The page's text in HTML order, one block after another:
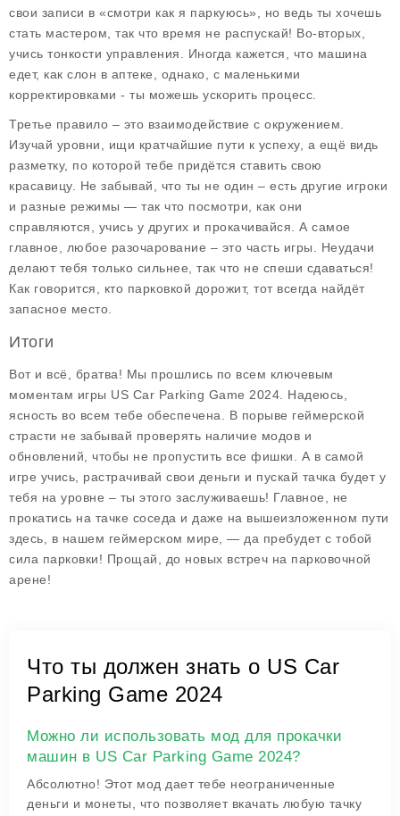
свои записи в «смотри как я паркуюсь», но ведь ты хочешь
стать мастером, так что время не распускай! Во-вторых,
учись тонкости управления. Иногда кажется, что машина
едет, как слон в аптеке, однако, с маленькими
корректировками - ты можешь ускорить процесс.
Третье правило – это взаимодействие с окружением.
Изучай уровни, ищи кратчайшие пути к успеху, а ещё видь
разметку, по которой тебе придётся ставить свою
красавицу. Не забывай, что ты не один – есть другие игроки
и разные режимы — так что посмотри, как они
справляются, учись у других и прокачивайся. А самое
главное, любое разочарование – это часть игры. Неудачи
делают тебя только сильнее, так что не спеши сдаваться!
Как говорится, кто парковкой дорожит, тот всегда найдёт
запасное место.
Итоги
Вот и всё, братва! Мы прошлись по всем ключевым
моментам игры US Car Parking Game 2024 . Надеюсь,
ясность во всем тебе обеспечена. В порыве геймерской
страсти не забывай проверять наличие модов и
обновлений, чтобы не пропустить все фишки. А в самой
игре учись, растрачивай свои деньги и пускай тачка будет у
тебя на уровне – ты этого заслуживаешь! Главное, не
прокатись на тачке соседа и даже на вышеизложенном пути
здесь, в нашем геймерском мире, — да пребудет с тобой
сила парковки! Прощай, до новых встреч на парковочной
арене!
Что ты должен знать о US Car
Parking Game 2024
Можно ли использовать мод для прокачки
машин в US Car Parking Game 2024?
Абсолютно! Этот мод дает тебе неограниченные
деньги и монеты, что позволяет вкачать любую тачку